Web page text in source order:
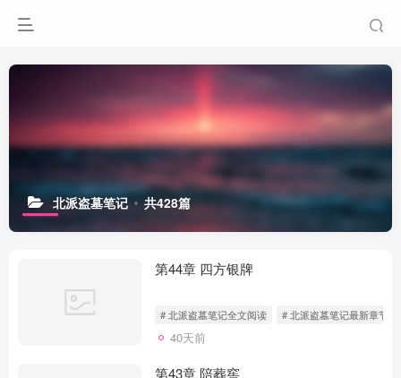
北派盗墓笔记 共428篇
第44章 四方银牌
# 北派盗墓笔记全文阅读 # 北派盗墓笔记最新章节无
40天前
第43章 陪葬窖